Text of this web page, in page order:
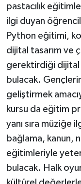
pastacılık
ilgi duyan
Python eğitimi,
dijital tasarım ve
gerektirdiği dijital
bulacak.
geliştirmek
kursu da eğitim
yanı sıra müziğe
bağlama, kanun,
eğitimleriyle
bulacak. Halk